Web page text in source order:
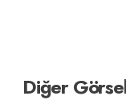
Diğer